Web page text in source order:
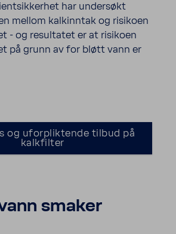
har undersøkt
mellom kalkinntak og risikoen
- og resultatet er at risikoen
på grunn av for bløtt vann er
og uforpliktende tilbud på
kalkfilter
smaker